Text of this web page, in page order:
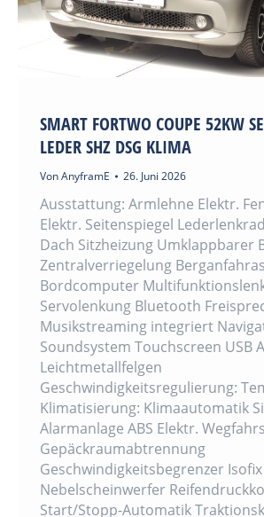
SMART FORTWO COUPE 52KW
LEDER SHZ DSG KLIMA
VonAnyframE 26. Juni 2026
Ausstattung: Armlehne Elektr.
Elektr. Seitenspiegel
Dach Sitzheizung Umklappbarer
Zentralverriegelung
Bordcomputer
Servolenkung Bluetooth
Musikstreaming integriert
Soundsystem Touchscreen USB
Leichtmetallfelgen
Geschwindigkeitsregulierung:
Klimatisierung: Klimaautomatik
Alarmanlage ABS Elektr.
Gepäckraumabtrennung
Geschwindigkeitsbegrenzer Isofix
Nebelscheinwerfer
Start/Stopp-Automatik